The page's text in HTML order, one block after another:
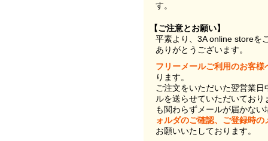
す。
【ご注意とお願い】
平素より、3A online storeを
ありがとうございます。
フリーメールご利用のお客様
ります。
ご注文をいただいた翌営業
ルを送らせていただいてお
も関わらずメールが届かない
ォルダのご確認、ご登録時
お願いいたしております。